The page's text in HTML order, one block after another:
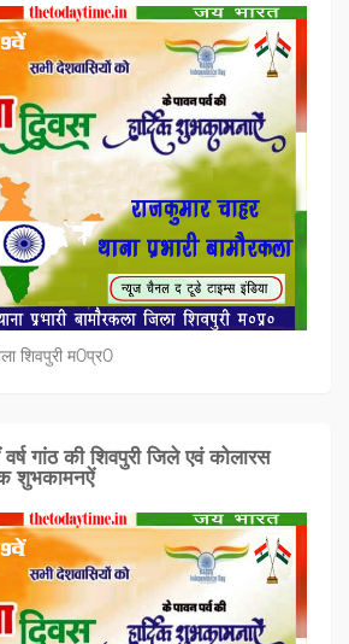
शिवपुरी म0प्र0
गांठ की शिवपुरी जिले एवं कोलारस
शुभकामनऐं